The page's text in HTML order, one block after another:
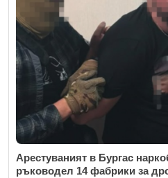
Арестуваният в Бургас
ръководел 14 фабрики за